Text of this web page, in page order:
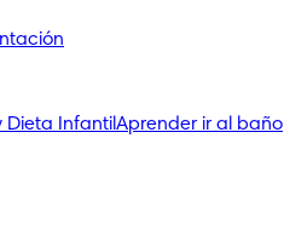
Dieta InfantilAprender ir al baño